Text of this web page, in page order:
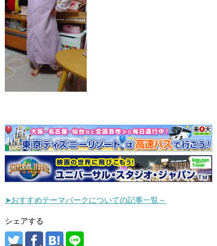
➤おすすめテーマパークについての記事一覧～
シェアする